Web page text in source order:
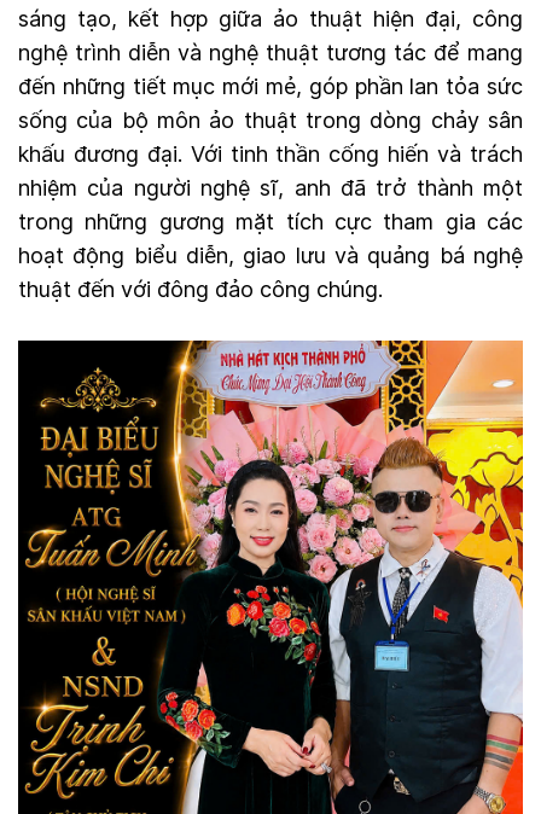
sáng tạo, kết hợp giữa ảo thuật hiện đại, công
nghệ trình diễn và nghệ thuật tương tác để mang
đến những tiết mục mới mẻ, góp phần lan tỏa sức
sống của bộ môn ảo thuật trong dòng chảy sân
khấu đương đại. Với tinh thần cống hiến và trách
nhiệm của người nghệ sĩ, anh đã trở thành một
trong những gương mặt tích cực tham gia các
hoạt động biểu diễn, giao lưu và quảng bá nghệ
thuật đến với đông đảo công chúng.